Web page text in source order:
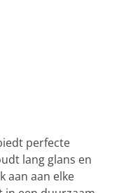
perfecte
lang glans en
aan aan elke